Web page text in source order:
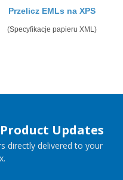
Przelicz EMLs na XPS
(Specyfikacje papieru XML)
Updates
directly delivered to your